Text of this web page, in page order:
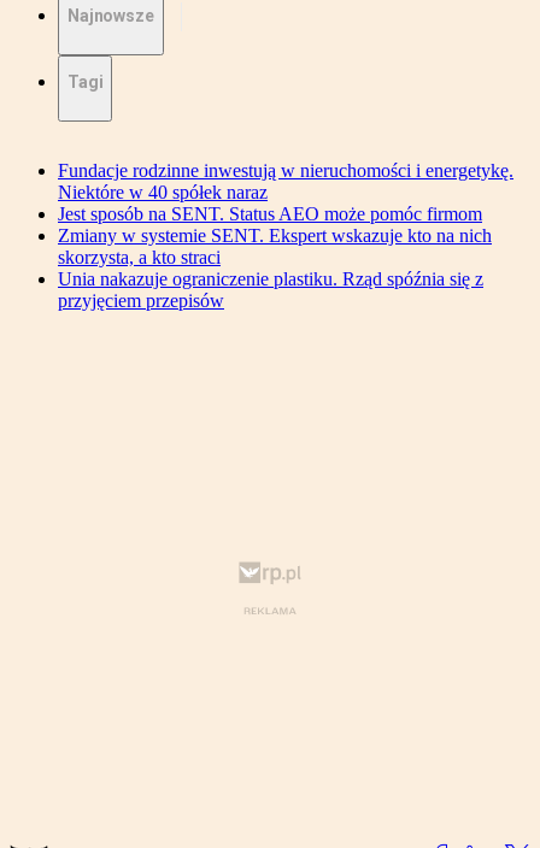
Najnowsze
Tagi
Fundacje rodzinne inwestują w nieruchomości i energetykę.
Niektóre w 40 spółek naraz
Jest sposób na SENT. Status AEO może pomóc firmom
Zmiany w systemie SENT. Ekspert wskazuje kto na nich
skorzysta, a kto straci
Unia nakazuje ograniczenie plastiku. Rząd spóźnia się z
przyjęciem przepisów